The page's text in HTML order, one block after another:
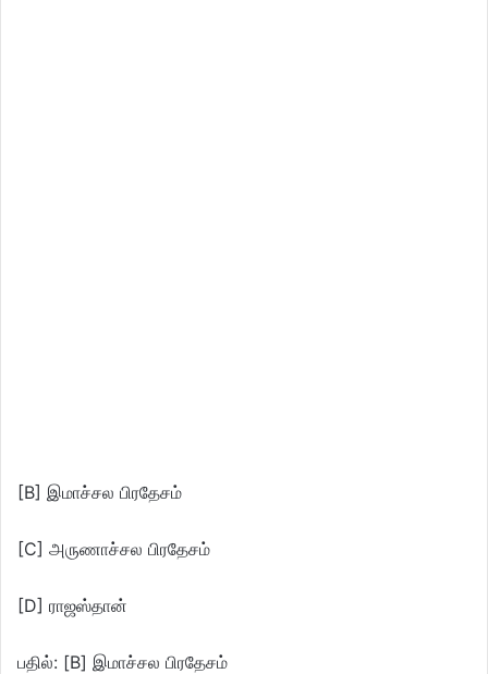
[B] இமாச்சல பிரதேசம்
[C] அருணாச்சல பிரதேசம்
[D] ராஜஸ்தான்
பதில்: [B] இமாச்சல பிரதேசம்